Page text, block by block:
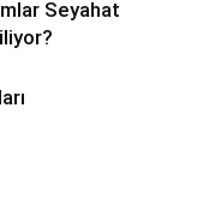
Seyahat